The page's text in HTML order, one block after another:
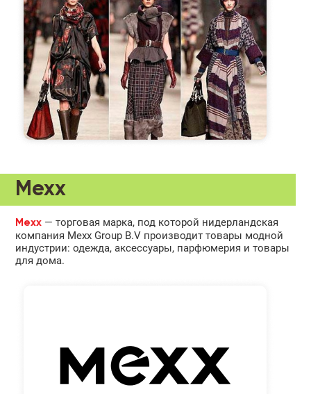
Mexx
Mexx — торговая марка, под которой нидерландская
компания Mexx Group B.V производит товары модной
индустрии: одежда, аксессуары, парфюмерия и товары
для дома.